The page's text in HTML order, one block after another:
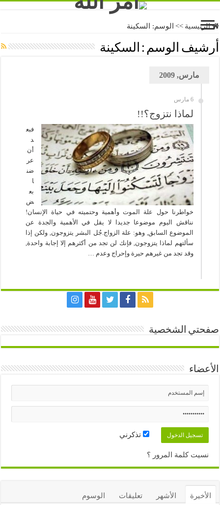
الرئيسية >> الوسم: السكينة
أرشيف الوسم : السكينة
مارس, 2009
6 مارس
لماذا نتزوج؟!!
فبع
د
أن
عر
ضن
ا
بع
ض
خواطرنا حول علة الموت وأهمية وحتميته في حياة الإنسان!
نناقش اليوم موضوعا جديدا لا يقل في الأهمية والجدة عن
الموضوع السابق, وهو: علة الزواج.جُل البشر يتزوجون, ولكن إذا
سألتهم لماذا يتزوجون, فإنك لن تجد من أكثرهم إلا إجابة واحدة,
وقد تجد من غيرهم حيرة وإحراج وعدم …
صفحتي الشخصية
الأعضاء
تذكرني
نسيت كلمة المرور ؟
الأخيرة الأشهر تعليقات الوسوم